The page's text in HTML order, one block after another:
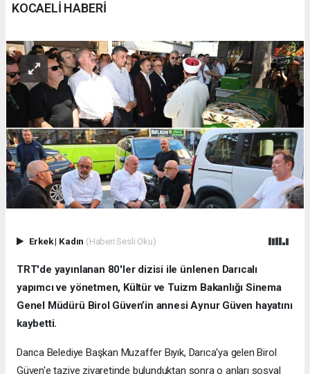
KOCAELİ HABERİ
Erkek| Kadın (Haberi Sesli Oku)
TRT'de yayınlanan 80'ler dizisi ile ünlenen Darıcalı
yapımcı ve yönetmen, Kültür ve Tuizm Bakanlığı Sinema
Genel Müdürü Birol Güven’in annesi Aynur Güven hayatını
kaybetti.
Darıca Belediye Başkan Muzaffer Bıyık, Darıca'ya gelen Birol
Güven'e taziye ziyaretinde bulunduktan sonra o anları sosyal